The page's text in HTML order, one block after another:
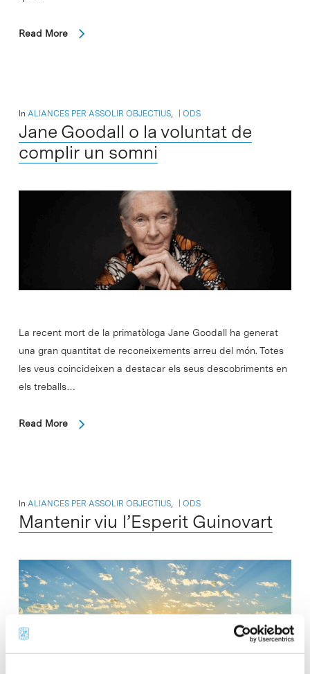
Read More
In ALIANCES PER ASSOLIR OBJECTIUS, ODS
Jane Goodall o la voluntat de
complir un somni
La recent mort de la primatòloga Jane Goodall ha generat
una gran quantitat de reconeixements arreu del món. Totes
les veus coincideixen a destacar els seus descobriments en
els treballs…
Read More
In ALIANCES PER ASSOLIR OBJECTIUS, ODS
Mantenir viu l’Esperit Guinovart